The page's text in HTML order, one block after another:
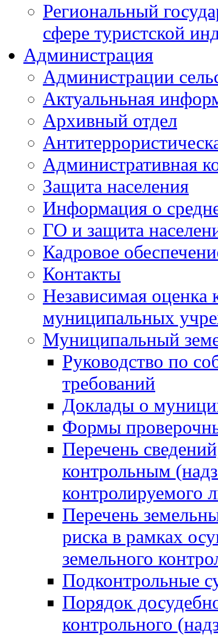
Региональный
сфере туристской
Администрация
Администрации
Актуальньная
Архивный отдел
Административная
Защита населения
Информация о
ГО и защита
Кадровое
Контакты
Независимая оценка
муниципальных
Муниципальный
Руководство по
требований
Доклады о
Формы
Перечень
контрольным
контролируемого
Перечень
риска в рамках
земельного
Подконтрольные
Порядок
контрольного